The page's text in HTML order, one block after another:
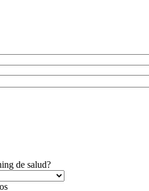
de salud?